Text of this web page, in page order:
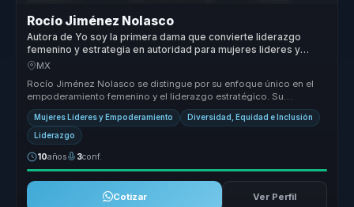
Rocío Jiménez Nolasco
Autora de Yo soy la primera dama que convierte liderazgo
femenino y estrategia en autoridad para mujeres lideres y
organizaciones.
MX
Rocío Jiménez Nolasco se distingue por su enfoque único en el
empoderamiento femenino y el liderazgo estratégico. Su
capacidad para trans...
Mujeres Líderes y Empoderamiento Diversidad, Equidad e Inclusión
Liderazgo
10años 3conf.
Cotizar Ver Perfil